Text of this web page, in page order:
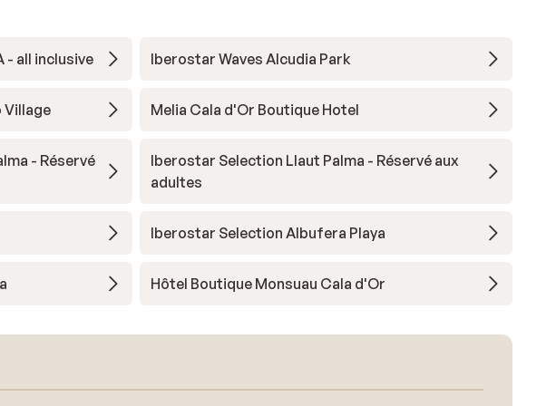
- all inclusive Iberostar Waves Alcudia Park
Village Melia Cala d'Or Boutique Hotel
- Réservé
Iberostar Selection Llaut Palma - Réservé aux
adultes
Iberostar Selection Albufera Playa
Hôtel Boutique Monsuau Cala d'Or